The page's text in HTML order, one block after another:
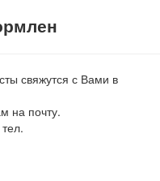
свяжутся с Вами в
на почту.